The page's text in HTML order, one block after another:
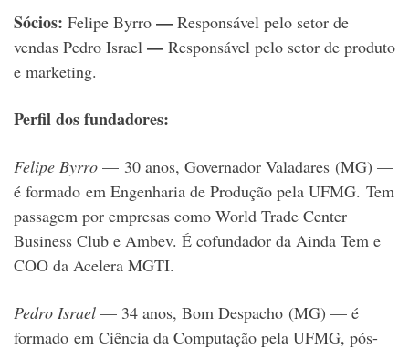
Sócios: Felipe Byrro — Responsável pelo setor de
vendas Pedro Israel — Responsável pelo setor de produto
e marketing.
Perfil dos fundadores:
Felipe Byrro — 30 anos, Governador Valadares (MG) —
é formado em Engenharia de Produção pela UFMG. Tem
passagem por empresas como World Trade Center
Business Club e Ambev. É cofundador da Ainda Tem e
COO da Acelera MGTI.
Pedro Israel — 34 anos, Bom Despacho (MG) — é
formado em Ciência da Computação pela UFMG, pós-